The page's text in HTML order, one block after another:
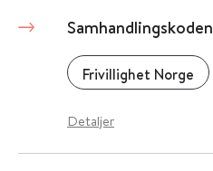
Samhandlingskoden
Frivillighet Norge
Detaljer